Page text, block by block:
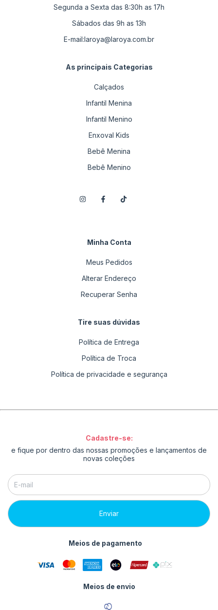
Segunda a Sexta das 8:30h as 17h
Sábados das 9h as 13h
E-mail: laroya@laroya.com.br
As principais Categorias
Calçados
Infantil Menina
Infantil Menino
Enxoval Kids
Bebê Menina
Bebê Menino
Minha Conta
Meus Pedidos
Alterar Endereço
Recuperar Senha
Tire suas dúvidas
Política de Entrega
Política de Troca
Política de privacidade e segurança
Cadastre-se:
e fique por dentro das nossas promoções e lançamentos de
novas coleções
Meios de pagamento
Meios de envio